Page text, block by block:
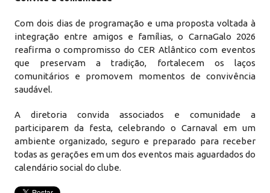
Com dois dias de programação e uma proposta voltada à
integração entre amigos e famílias, o CarnaGalo 2026
reafirma o compromisso do CER Atlântico com eventos
que preservam a tradição, fortalecem os laços
comunitários e promovem momentos de convivência
saudável.
A diretoria convida associados e comunidade a
participarem da festa, celebrando o Carnaval em um
ambiente organizado, seguro e preparado para receber
todas as gerações em um dos eventos mais aguardados do
calendário social do clube.